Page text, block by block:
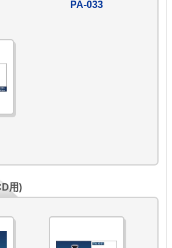
PA-033
用)